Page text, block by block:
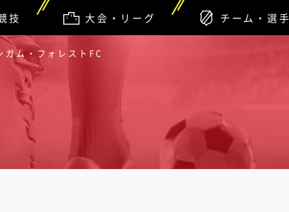
技 大会・リーグ チーム・選手
ム・フォレストFC